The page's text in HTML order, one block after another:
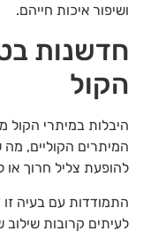
ושיפור איכות חייהם.
חדשנות
הקול
היבלות במיתרי הקול
המיתרים הקוליים, מה
להופעת צליל חרוך או
התמודדות עם בעיה
לעיתים קרובות שילוב